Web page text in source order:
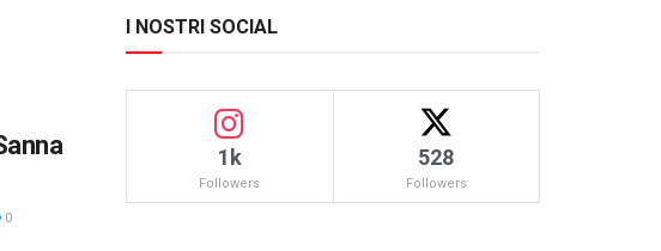
0
I NOSTRI SOCIAL
1k
Followers
528
Followers